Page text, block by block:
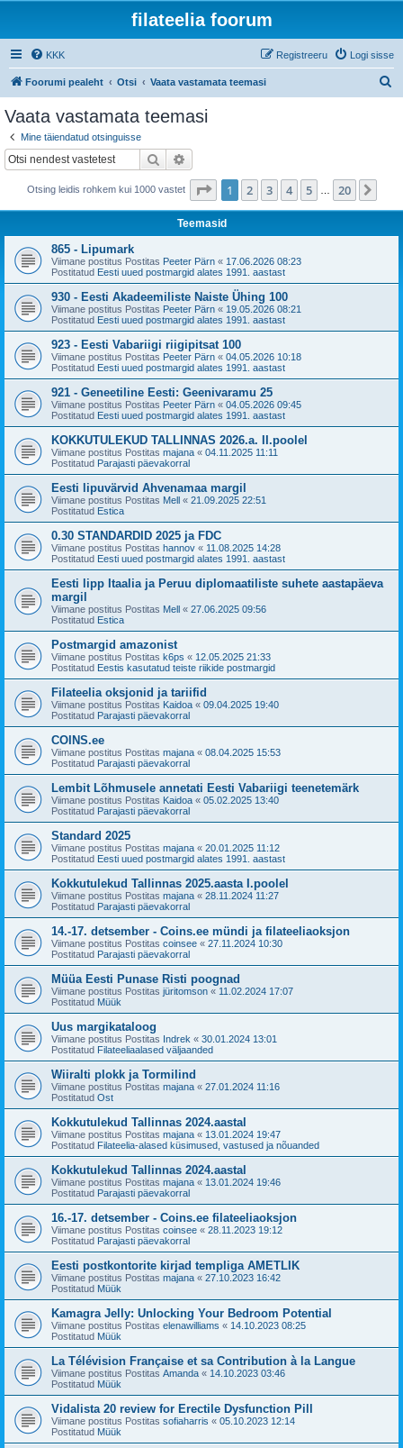
filateelia foorum
KKK Logi sisse
Registreeru
Foorumi pealeht Otsi Vaata vastamata teemasi
Vaata vastamata teemasi
Mine täiendatud otsinguisse
Otsi
Otsing leidis rohkem kui 1000 vastet 1 . leht20 -st
1 2 3 4 5 20
Teemasid
865 - Lipumark
Viimane postitus Postitas Peeter Pärn « 17.06.2026 08:23
Postitatud Eesti uued postmargid alates 1991. aastast
930 - Eesti Akadeemiliste Naiste Ühing 100
Viimane postitus Postitas Peeter Pärn « 19.05.2026 08:21
Postitatud Eesti uued postmargid alates 1991. aastast
923 - Eesti Vabariigi riigipitsat 100
Viimane postitus Postitas Peeter Pärn « 04.05.2026 10:18
Postitatud Eesti uued postmargid alates 1991. aastast
921 - Geneetiline Eesti: Geenivaramu 25
Viimane postitus Postitas Peeter Pärn « 04.05.2026 09:45
Postitatud Eesti uued postmargid alates 1991. aastast
KOKKUTULEKUD TALLINNAS 2026.a. II.poolel
Viimane postitus Postitas majana « 04.11.2025 11:11
Postitatud Parajasti päevakorral
Eesti lipuvärvid Ahvenamaa margil
Viimane postitus Postitas Mell « 21.09.2025 22:51
Postitatud Estica
0.30 STANDARDID 2025 ja FDC
Viimane postitus Postitas hannov « 11.08.2025 14:28
Postitatud Eesti uued postmargid alates 1991. aastast
Eesti lipp Itaalia ja Peruu diplomaatiliste suhete aastapäeva
margil
Viimane postitus Postitas Mell « 27.06.2025 09:56
Postitatud Estica
Postmargid amazonist
Viimane postitus Postitas k6ps « 12.05.2025 21:33
Postitatud Eestis kasutatud teiste riikide postmargid
Filateelia oksjonid ja tariifid
Viimane postitus Postitas Kaidoa « 09.04.2025 19:40
Postitatud Parajasti päevakorral
COINS.ee
Viimane postitus Postitas majana « 08.04.2025 15:53
Postitatud Parajasti päevakorral
Lembit Lõhmusele annetati Eesti Vabariigi teenetemärk
Viimane postitus Postitas Kaidoa « 05.02.2025 13:40
Postitatud Parajasti päevakorral
Standard 2025
Viimane postitus Postitas majana « 20.01.2025 11:12
Postitatud Eesti uued postmargid alates 1991. aastast
Kokkutulekud Tallinnas 2025.aasta I.poolel
Viimane postitus Postitas majana « 28.11.2024 11:27
Postitatud Parajasti päevakorral
14.-17. detsember - Coins.ee mündi ja filateeliaoksjon
Viimane postitus Postitas coinsee « 27.11.2024 10:30
Postitatud Parajasti päevakorral
Müüa Eesti Punase Risti poognad
Viimane postitus Postitas jüritomson « 11.02.2024 17:07
Postitatud Müük
Uus margikataloog
Viimane postitus Postitas Indrek « 30.01.2024 13:01
Postitatud Filateeliaalased väljaanded
Wiiralti plokk ja Tormilind
Viimane postitus Postitas majana « 27.01.2024 11:16
Postitatud Ost
Kokkutulekud Tallinnas 2024.aastal
Viimane postitus Postitas majana « 13.01.2024 19:47
Postitatud Filateelia-alased küsimused, vastused ja nõuanded
Kokkutulekud Tallinnas 2024.aastal
Viimane postitus Postitas majana « 13.01.2024 19:46
Postitatud Parajasti päevakorral
16.-17. detsember - Coins.ee filateeliaoksjon
Viimane postitus Postitas coinsee « 28.11.2023 19:12
Postitatud Parajasti päevakorral
Eesti postkontorite kirjad templiga AMETLIK
Viimane postitus Postitas majana « 27.10.2023 16:42
Postitatud Müük
Kamagra Jelly: Unlocking Your Bedroom Potential
Viimane postitus Postitas elenawilliams « 14.10.2023 08:25
Postitatud Müük
La Télévision Française et sa Contribution à la Langue
Viimane postitus Postitas Amanda « 14.10.2023 03:46
Postitatud Müük
Vidalista 20 review for Erectile Dysfunction Pill
Viimane postitus Postitas sofiaharris « 05.10.2023 12:14
Postitatud Müük